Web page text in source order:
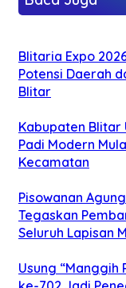
Blitaria Expo
Potensi Daerah
Blitar
Kabupaten Blitar
Padi Modern
Kecamatan
Pisowanan
Tegaskan
Seluruh Lapisan
Usung “Manggih